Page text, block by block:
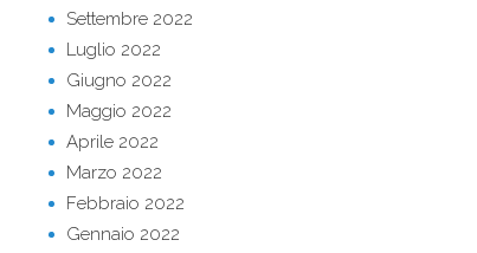
Settembre 2022
Luglio 2022
Giugno 2022
Maggio 2022
Aprile 2022
Marzo 2022
Febbraio 2022
Gennaio 2022